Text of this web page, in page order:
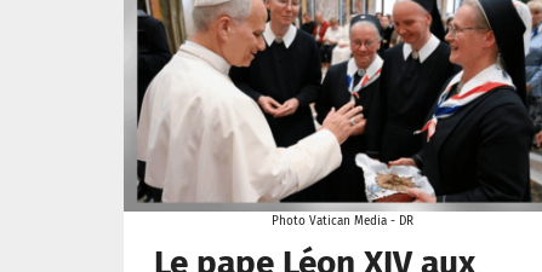
Photo Vatican Media - DR
Le pape Léon XIV aux